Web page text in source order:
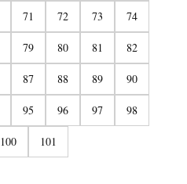
71 72 73 74
79 80 81 82
87 88 89 90
95 96 97 98
100 101